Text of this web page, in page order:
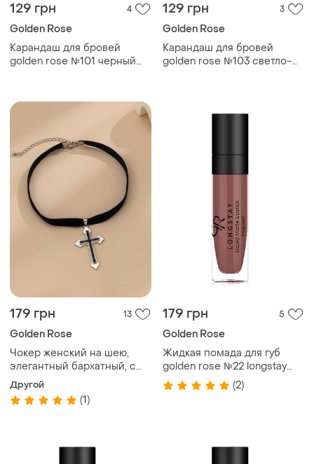
129 грн 4
Golden Rose
Карандаш для бровей
golden rose №101 черный
129 грн 3
Golden Rose
Карандаш для бровей
golden rose №103 светло-
179 грн 13
Golden Rose
Чокер женский на шею,
элегантный бархатный, с
крестом "secret" (черный)
Другой
(1)
179 грн 5
Golden Rose
Жидкая помада для губ
golden rose №22 longstay
liquid matte голден роуз
матовая
(2)